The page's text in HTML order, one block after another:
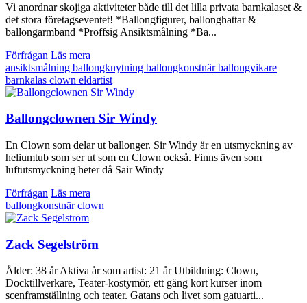
Vi anordnar skojiga aktiviteter både till det lilla privata barnkalaset &
det stora företagseventet! *Ballongfigurer, ballonghattar &
ballongarmband *Proffsig Ansiktsmålning *Ba...
Förfrågan Läs mera
ansiktsmålning ballongknytning ballongkonstnärballongvikare
barnkalas clown eldartist
Ballongclownen Sir Windy
En Clown som delar ut ballonger. Sir Windy är en utsmyckning av
heliumtub som ser ut som en Clown också. Finns även som
luftutsmyckning heter då Sair Windy
Förfrågan Läs mera
ballongkonstnärclown
Zack Segelström
Ålder: 38 år Aktiva år som artist: 21 år Utbildning: Clown,
Docktillverkare, Teater-kostymör, ett gäng kort kurser inom
scenframställning och teater. Gatans och livet som gatuarti...